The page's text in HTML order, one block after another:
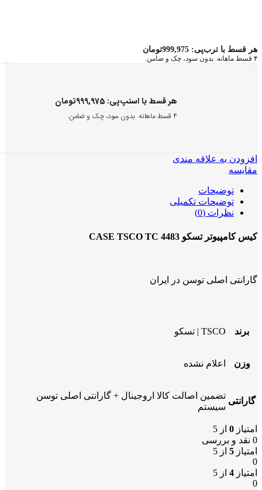
هر قسط با ترب‌پی: 999,975تومان
۴ قسط ماهانه. بدون سود، چک و ضامن.
هر قسط با اسنپ‌پی: 999,975تومان
۴ قسط ماهانه. بدون سود، چک و ضامن.
افزودن به علاقه مندی
مقایسه
توضیحات
توضیحات تکمیلی
نظرات (0)
کیس کامپیوتر تسکو CASE TSCO TC 4483
گارانتی اصلی توسن در ایران
برند TSCO | تسکو
وزن اعلام نشده
گارانتی
تضمین اصالت کالا اروجینال + گارانتی اصلی توسن
سیستم
امتیاز 0 از 5
0 نقد و بررسی
امتیاز 5 از 5
0
امتیاز 4 از 5
0